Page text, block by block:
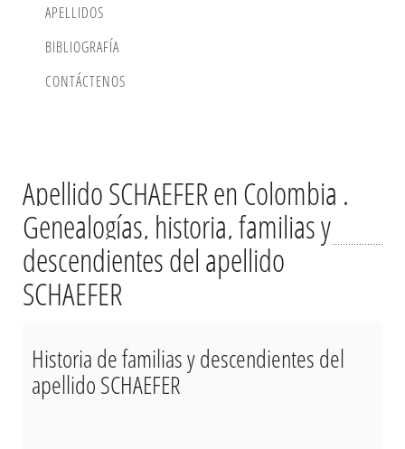
APELLIDOS
BIBLIOGRAFÍA
CONTÁCTENOS
Apellido SCHAEFER en Colombia .
Genealogías, historia, familias y
descendientes del apellido
SCHAEFER
Historia de familias y descendientes del
apellido SCHAEFER